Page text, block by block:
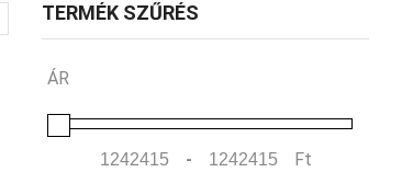
TERMÉK SZŰRÉS
ÁR
Minimum Price
-
Maximum Price
Ft